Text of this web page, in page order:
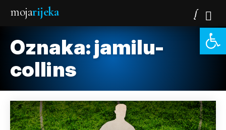
mojarijeka
Oznaka:jamilu-
collins